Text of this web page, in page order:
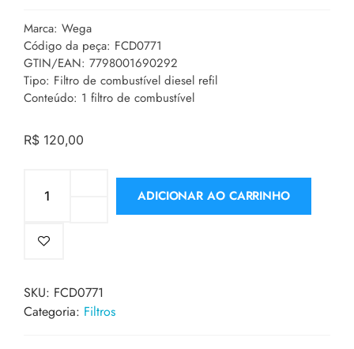
Marca: Wega
Código da peça: FCD0771
GTIN/EAN: 7798001690292
Tipo: Filtro de combustível diesel refil
Conteúdo: 1 filtro de combustível
R$ 120,00
ADICIONAR AO CARRINHO
SKU: FCD0771
Categoria: Filtros